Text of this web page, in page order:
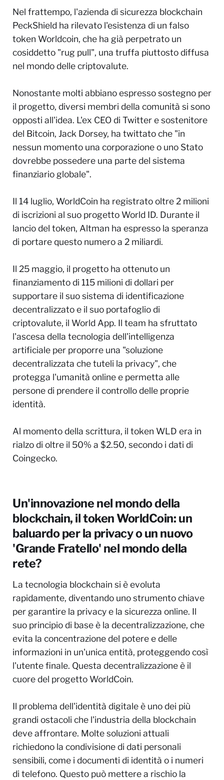
Nel frattempo, l'azienda di sicurezza blockchain
PeckShield ha rilevato l'esistenza di un falso
token Worldcoin, che ha già perpetrato un
cosiddetto "rug pull", una truffa piuttosto diffusa
nel mondo delle criptovalute.
Nonostante molti abbiano espresso sostegno per
il progetto, diversi membri della comunità si sono
opposti all'idea. L'ex CEO di Twitter e sostenitore
del Bitcoin, Jack Dorsey, ha twittato che "in
nessun momento una corporazione o uno Stato
dovrebbe possedere una parte del sistema
finanziario globale".
Il 14 luglio, WorldCoin ha registrato oltre 2 milioni
di iscrizioni al suo progetto World ID. Durante il
lancio del token, Altman ha espresso la speranza
di portare questo numero a 2 miliardi.
Il 25 maggio, il progetto ha ottenuto un
finanziamento di 115 milioni di dollari per
supportare il suo sistema di identificazione
decentralizzato e il suo portafoglio di
criptovalute, il World App. Il team ha sfruttato
l'ascesa della tecnologia dell'intelligenza
artificiale per proporre una "soluzione
decentralizzata che tuteli la privacy", che
protegga l'umanità online e permetta alle
persone di prendere il controllo delle proprie
identità.
Al momento della scrittura, il token WLD era in
rialzo di oltre il 50% a $2.50, secondo i dati di
Coingecko.
Un'innovazione nel mondo della
blockchain, il token WorldCoin: un
baluardo per la privacy o un nuovo
'Grande Fratello' nel mondo della
rete?
La tecnologia blockchain si è evoluta
rapidamente, diventando uno strumento chiave
per garantire la privacy e la sicurezza online. Il
suo principio di base è la decentralizzazione, che
evita la concentrazione del potere e delle
informazioni in un'unica entità, proteggendo così
l'utente finale. Questa decentralizzazione è il
cuore del progetto WorldCoin.
Il problema dell'identità digitale è uno dei più
grandi ostacoli che l'industria della blockchain
deve affrontare. Molte soluzioni attuali
richiedono la condivisione di dati personali
sensibili, come i documenti di identità o i numeri
di telefono. Questo può mettere a rischio la